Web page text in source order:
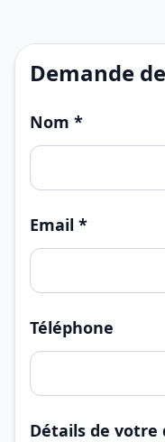
Demande
Nom *
Email *
Téléphone
Détails de votre